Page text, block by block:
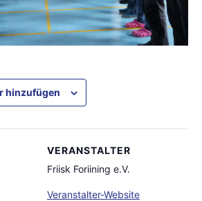
hinzufügen
VERANSTALTER
Friisk Foriining e.V.
Veranstalter-Website